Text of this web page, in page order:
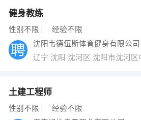
健身教练
性别不限 经验不限
沈阳韦德伍斯体育健身有限公司
辽宁 沈阳 沈河区 沈阳市沈河
土建工程师
性别不限 经验不限